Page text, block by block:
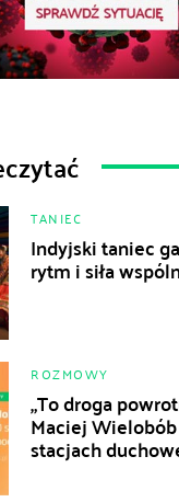
TANIEC
Indyjski taniec
rytm i siła
ROZMOWY
„To droga
Maciej
stacjach